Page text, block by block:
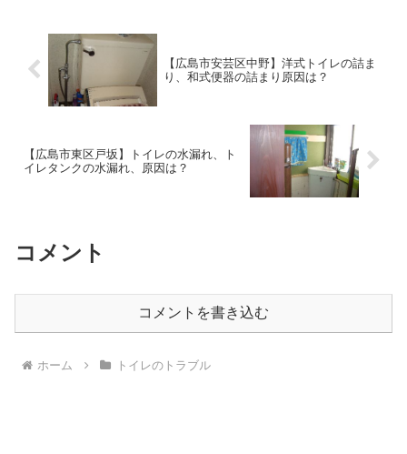
【広島市安芸区中野】洋式トイレの詰ま
り、和式便器の詰まり原因は？
【広島市東区戸坂】トイレの水漏れ、ト
イレタンクの水漏れ、原因は？
コメント
コメントを書き込む
ホーム トイレのトラブル